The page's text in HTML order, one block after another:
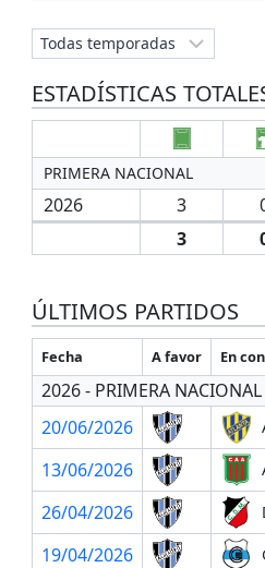
ESTADÍSTICAS
PRIMERA NACIONAL
2026 3
3
ÚLTIMOS PARTIDOS
Fecha A favor En
2026 - PRIMERA NACIONAL
20/06/2026
13/06/2026
26/04/2026
19/04/2026